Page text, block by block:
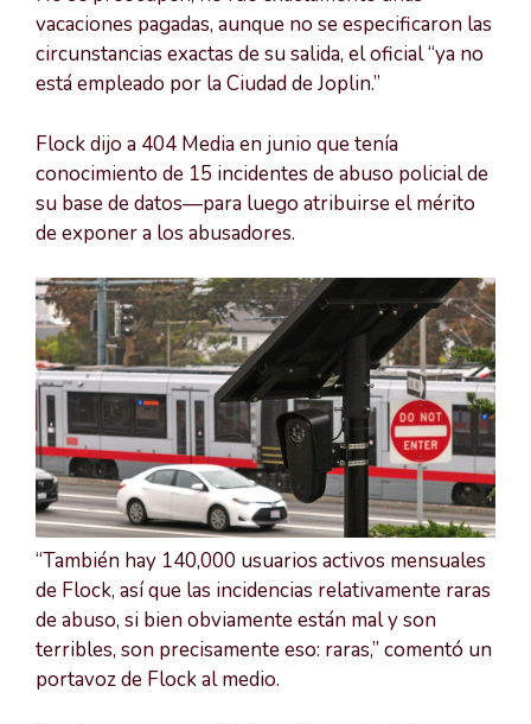
vacaciones pagadas, aunque no se especificaron las
circunstancias exactas de su salida, el oficial “ya no
está empleado por la Ciudad de Joplin.”
Flock dijo a 404 Media en junio que tenía
conocimiento de 15 incidentes de abuso policial de
su base de datos—para luego atribuirse el mérito
de exponer a los abusadores.
“También hay 140,000 usuarios activos mensuales
de Flock, así que las incidencias relativamente raras
de abuso, si bien obviamente están mal y son
terribles, son precisamente eso: raras,” comentó un
portavoz de Flock al medio.